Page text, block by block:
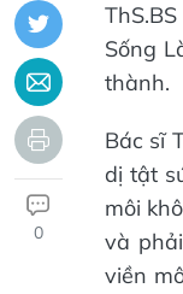
0
Sống
thành.
Bác sĩ
dị tật
môi
và
viền